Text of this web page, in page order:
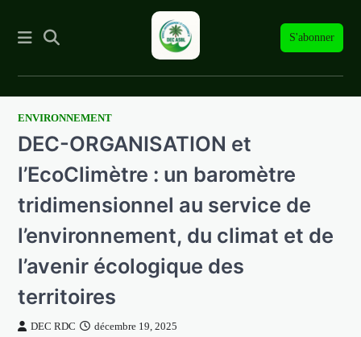
S'abonner
SkipENVIRONNEMENT
DEC-ORGANISATION et
l’EcoClimètre : un baromètre
tridimensionnel au service de
l’environnement, du climat et de
l’avenir écologique des
territoires
DEC RDC décembre 19, 2025